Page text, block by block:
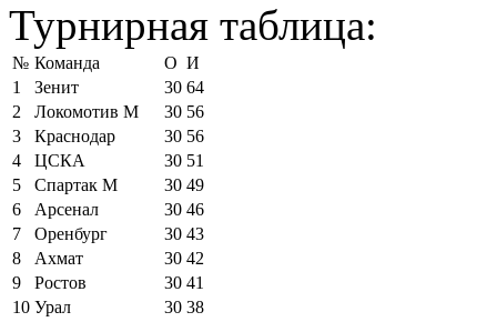
Турнирная таблица:
№ Команда О И
1
Зенит 30 64
2
Локомотив М 30 56
3
Краснодар 30 56
4
ЦСКА 30 51
5
Спартак М 30 49
6
Арсенал 30 46
7
Оренбург 30 43
8
Ахмат 30 42
9
Ростов 30 41
10 Урал 30 38